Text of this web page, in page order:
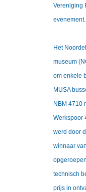
Vereniging
evenement.
Het
museum
om enkele
MUSA
NBM 4710
Werkspoor
werd door
winnaar
technisch
prijs in